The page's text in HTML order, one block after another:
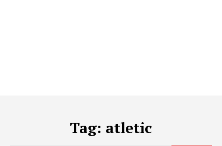
Tag: atletic